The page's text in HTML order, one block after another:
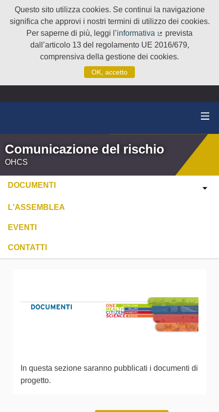
Questo sito utilizza cookies. Se continui la navigazione
significa che approvi i nostri termini di utilizzo dei cookies.
Per saperne di più, leggi l’informativa
(Collegamento
prevista
dall’articolo 13 del regolamento UE 2016/679,
comprensiva della gestione dei cookies.
OK, accetto
Comunicazione del rischio
OHCS
DOCUMENTI
L'ASSEMBLEA
EVENTI
CONTATTI
In questa sezione saranno pubblicati i documenti di
progetto.